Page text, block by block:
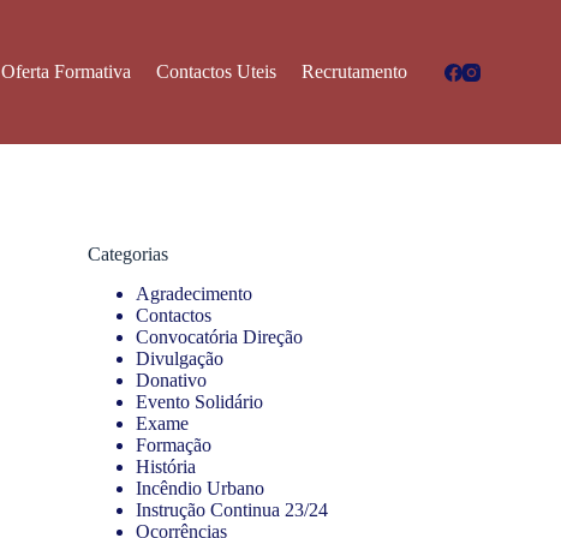
Oferta Formativa Contactos Uteis Recrutamento
Categorias
Agradecimento
Contactos
Convocatória Direção
Divulgação
Donativo
Evento Solidário
Exame
Formação
História
Incêndio Urbano
Instrução Continua 23/24
Ocorrências